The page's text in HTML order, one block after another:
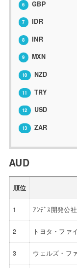
6 GBP
7 IDR
8 INR
9 MXN
10 NZD
11 TRY
12 USD
13 ZAR
AUD
順位
1 ｱﾝﾃﾞｽ開発公
2 トヨタ・ファ
3 ウェルズ・フ